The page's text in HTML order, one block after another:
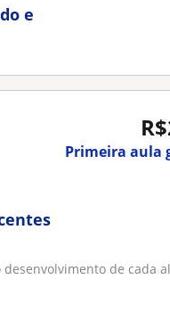
e
Primeira aula
de cada